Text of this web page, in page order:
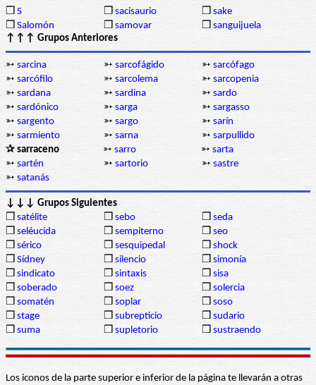
❒ S ❒ sacisaurio ❒ sake
❒ Salomón ❒ samovar ❒ sanguijuela
↑↑↑ Grupos Anteriores
➳ sarcina ➳ sarcofágido ➳ sarcófago
➳ sarcófilo ➳ sarcolema ➳ sarcopenia
➳ sardana ➳ sardina ➳ sardo
➳ sardónico ➳ sarga ➳ sargasso
➳ sargento ➳ sargo ➳ sarín
➳ sarmiento ➳ sarna ➳ sarpullido
✰ sarraceno
➳ sarro ➳ sarta
➳ sartén ➳ sartorio ➳ sastre
➳ satanás
↓↓↓ Grupos Siguientes
❒ satélite ❒ sebo ❒ seda
❒ seléucida ❒ sempiterno ❒ seo
❒ sérico ❒ sesquipedal ❒ shock
❒ Sídney ❒ silencio ❒ simonía
❒ sindicato ❒ sintaxis ❒ sisa
❒ soberado ❒ soez ❒ solercia
❒ somatén ❒ soplar ❒ soso
❒ stage ❒ subrepticio ❒ sudario
❒ suma ❒ supletorio ❒ sustraendo
Los iconos de la parte superior e inferior de la página te llevarán a otras